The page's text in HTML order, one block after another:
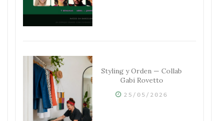
Styling y Orden — Collab
Gabi Rovetto
25/05/2026